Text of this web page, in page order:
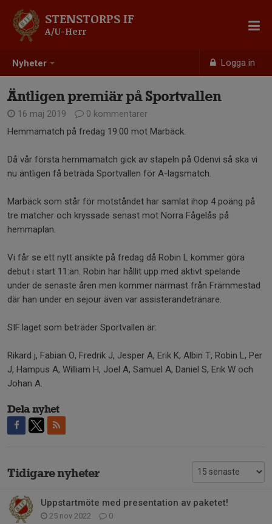
Nyheter Logga in
STENSTORPS IF
A/U-Herr
Äntligen premiär på Sportvallen
16 maj 2019
0 kommentarer
Hemmamatch på fredag 19:00 mot Marbäck.
Då vår första hemmamatch gick av stapeln på Odenvi så ska vi
nu äntligen få beträda Sportvallen för A-lagsmatch.
Marbäck som står för motståndet har samlat ihop 4 poäng på
tre matcher och kryssade senast mot Norra Fågelås på
hemmaplan.
Vi får se ett nytt ansikte på fredag då Robin L kommer göra
debut i start 11:an. Robin har hållit upp med aktivt spelande
under de senaste åren men kommer närmast från Främmestad
där han under en sejour även var assisterandetränare.
SIF:laget som beträder Sportvallen är:
Rikard j, Fabian O, Fredrik J, Jesper A, Erik K, Albin T, Robin L, Per
J, Hampus A, William H, Joel A, Samuel A, Daniel S, Erik W och
Johan A.
Dela nyhet
Tidigare nyheter
Uppstartmöte med presentation av paketet!
25 nov 2022 0